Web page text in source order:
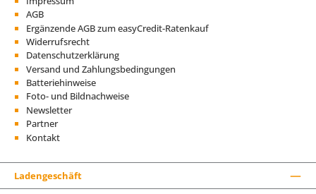
AGB
Ergänzende AGB zum easyCredit-Ratenkauf
Widerrufsrecht
Datenschutzerklärung
Versand und Zahlungsbedingungen
Batteriehinweise
Foto- und Bildnachweise
Newsletter
Partner
Kontakt
Ladengeschäft